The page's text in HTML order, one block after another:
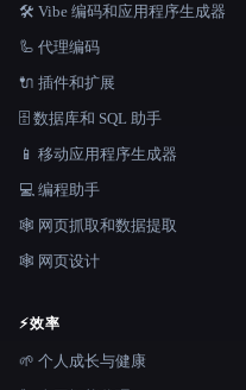
🛠️ Vibe 编码和应用程序生成器
🦾 代理编码
🔌 插件和扩展
🗄️ 数据库和 SQL 助手
📱 移动应用程序生成器
💻 编程助手
🕸️ 网页抓取和数据提取
🕸 网页设计
⚡效率
🌱 个人成长与健康